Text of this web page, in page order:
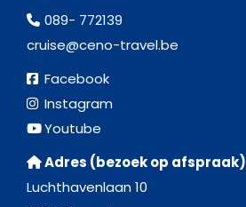
089- 772139
cruise@ceno-travel.be
Facebook
Instagram
Youtube
Adres (bezoek op afspraak)
Luchthavenlaan 10